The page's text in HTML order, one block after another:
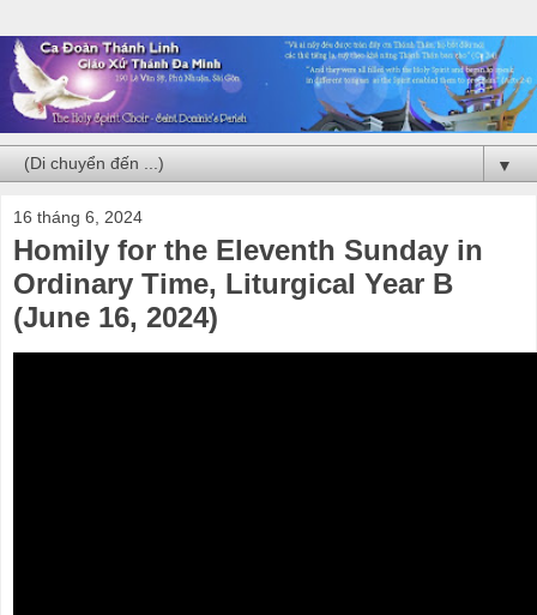
▼
16 tháng 6, 2024
Homily for the Eleventh Sunday in
Ordinary Time, Liturgical Year B
(June 16, 2024)